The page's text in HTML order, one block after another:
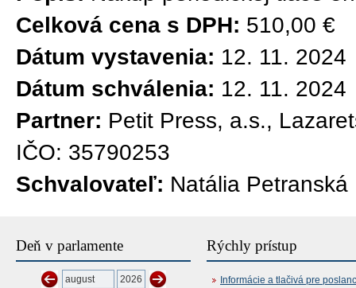
Celková cena s DPH: 510,00 €
Dátum vystavenia: 12. 11. 2024
Dátum schválenia: 12. 11. 2024
Partner: Petit Press, a.s.,
IČO: 35790253
Schvalovateľ: Natália
Deň v parlamente Rýchly prístup
Informácie a tlačivá pre